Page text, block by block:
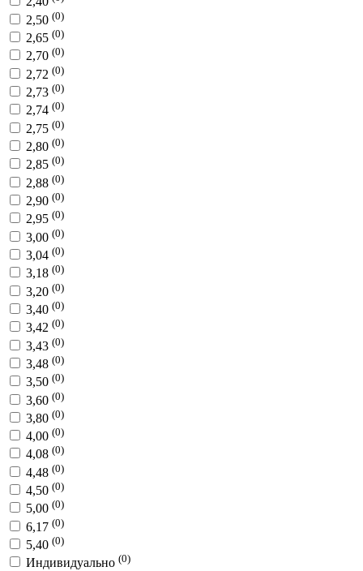
2,50 (0)
2,65 (0)
2,70 (0)
2,72 (0)
2,73 (0)
2,74 (0)
2,75 (0)
2,80 (0)
2,85 (0)
2,88 (0)
2,90 (0)
2,95 (0)
3,00 (0)
3,04 (0)
3,18 (0)
3,20 (0)
3,40 (0)
3,42 (0)
3,43 (0)
3,48 (0)
3,50 (0)
3,60 (0)
3,80 (0)
4,00 (0)
4,08 (0)
4,48 (0)
4,50 (0)
5,00 (0)
6,17 (0)
5,40 (0)
Индивидуально (0)